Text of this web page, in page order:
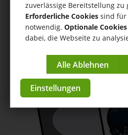
Hilfe Einrichtungsassistent/ Die
Einrichtungswizard und Ablauf
Anleitungen & Tutorials
zur App im Store
zuverlässige Bereitstellung zu
Erforderliche Cookies sind für
notwendig. Optionale Cookies
dabei, die Webseite zu
Impressum|
Einstellungen